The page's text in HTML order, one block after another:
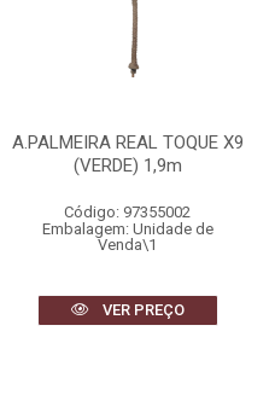
A.PALMEIRA REAL TOQUE X9
(VERDE) 1,9m
Código: 97355002
Embalagem: Unidade de
Venda\1
VER PREÇO